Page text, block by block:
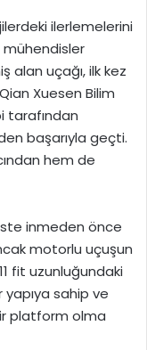
ilerlemelerini
mühendisler
alan uçağı, ilk kez
Xuesen Bilim
tarafından
başarıyla geçti.
hem de
inmeden önce
motorlu uçuşun
fit uzunluğundaki
yapıya sahip ve
platform olma